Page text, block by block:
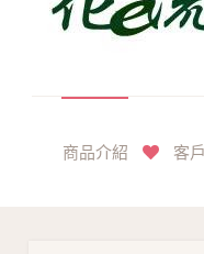
商品介紹 客